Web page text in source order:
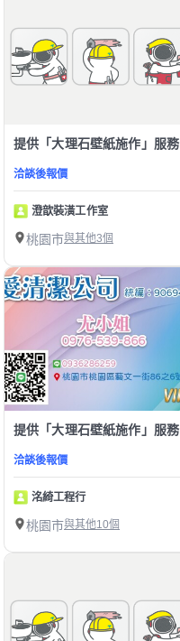
提供「大理石壁紙施作」服務
洽談後報價
澄歆裝潢工作室
桃園市與其他3個
提供「大理石壁紙施作」服務
洽談後報價
洺綺工程行
桃園市與其他10個